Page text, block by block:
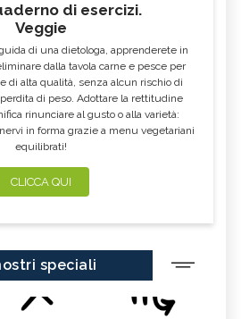
di esercizi.
Veggie
di una dietologa, apprenderete in
dalla tavola carne e pesce per
di alta qualità, senza alcun rischio di
di peso. Adottare la rettitudine
rinunciare al gusto o alla varietà:
in forma grazie a menu vegetariani
equilibrati!
CLICCA QUI
speciali